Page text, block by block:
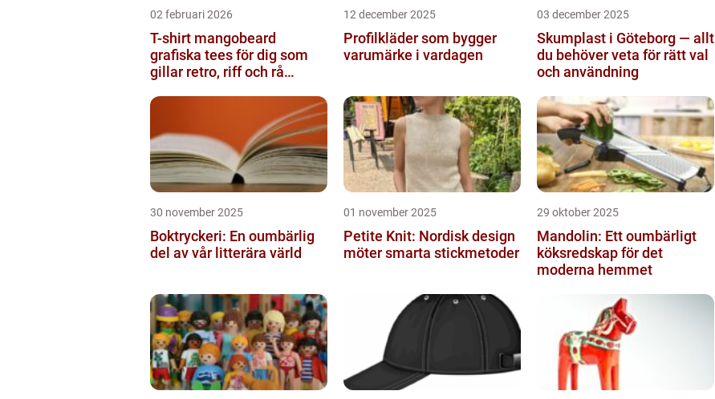
02 februari 2026
T-shirt mangobeard
grafiska tees för dig som
gillar retro, riff och rå
12 december 2025
Profilkläder som bygger
varumärke i vardagen
03 december 2025
Skumplast i Göteborg — allt
du behöver veta för rätt val
och användning
30 november 2025
Boktryckeri: En oumbärlig
del av vår litterära värld
01 november 2025
Petite Knit: Nordisk design
möter smarta stickmetoder
29 oktober 2025
Mandolin: Ett oumbärligt
köksredskap för det
moderna hemmet